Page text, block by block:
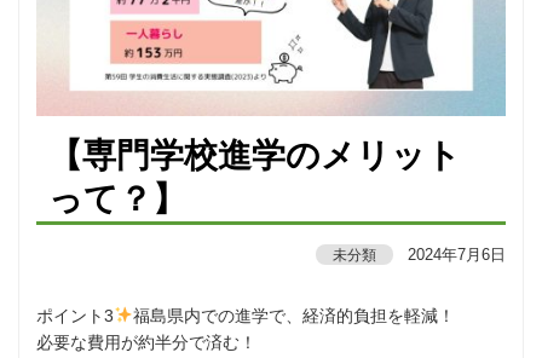
【専門学校進学のメリット
って？】
未分類 2024年7月6日
ポイント3
福島県内での進学で、経済的負担を軽減！
必要な費用が約半分で済む！